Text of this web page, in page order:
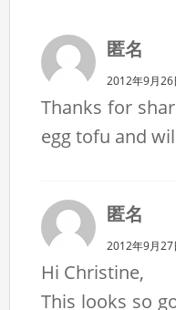
匿名
2012年9月
Thanks for
egg tofu and
匿名
2012年9月27
Hi Christine,
This looks so